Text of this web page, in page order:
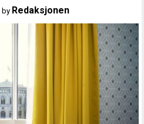
by Redaksjonen